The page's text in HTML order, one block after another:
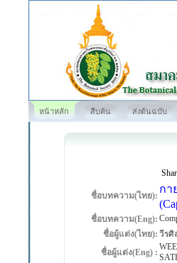
หน้าหลัก สืบค้น ส่งต้นฉบับ
ชื่อบทความ(ไทย):
กา
ชื่อบทความ(Eng):
ชื่อผู้แต่ง(ไทย): วีรศิ
ชื่อผู้แต่ง(Eng) :